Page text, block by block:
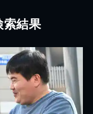
索結果